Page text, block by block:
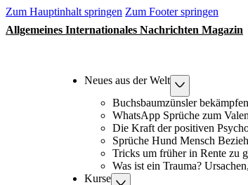
Zum Hauptinhalt springen Zum Footer springen
Allgemeines Internationales Nachrichten Magazin
Neues aus der Welt
Buchsbaumzünsler
WhatsApp Sprüche zum
Die Kraft der positiven
Sprüche Hund Mensch
Tricks um früher in Rente zu
Was ist ein Trauma?
Kurse